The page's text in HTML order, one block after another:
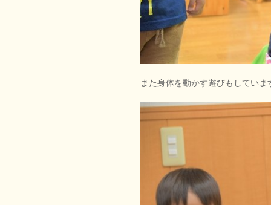
また身体を動かす遊びもしていま